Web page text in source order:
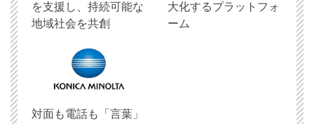
を支援し、持続可能な
地域社会を共創
大化するプラットフォ
ーム
対面も電話も「言葉」